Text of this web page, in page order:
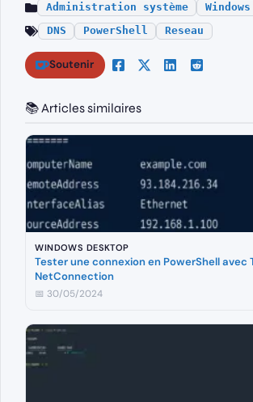
Administration système
DNS
PowerShell Reseau
Soutenir
📚 Articles similaires
WINDOWS DESKTOP
Tester une connexion en PowerShell avec
NetConnection
📅 30/05/2024